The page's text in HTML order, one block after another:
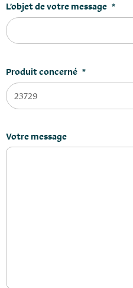
L’objet de votre message *
Produit concerné *
Votre message